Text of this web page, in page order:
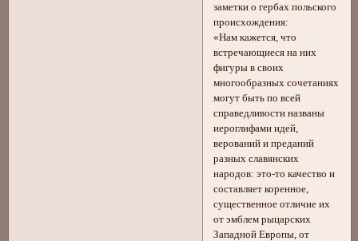
заметки о гербах польского
происхождения:
«Нам кажется, что
встречающиеся на них
фигуры в своих
многообразных сочетаниях
могут быть по всей
справедливости названы
иероглифами идей,
верований и преданий
разных славянских
народов: это-то качество и
составляет коренное,
существенное отличие их
от эмблем рыцарских
Западной Европы, от